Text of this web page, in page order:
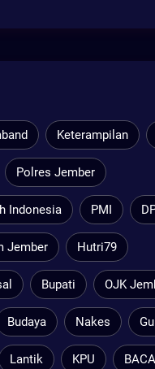
Keterampilan
Polres Jember
Indonesia PMI
Jember Hutri79
Bupati OJK
Budaya Nakes
Lantik KPU